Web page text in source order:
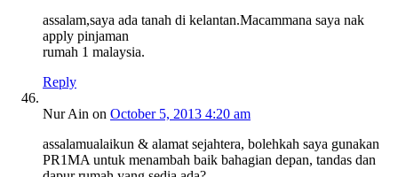
assalam,saya ada tanah di kelantan.Macammana saya nak
apply pinjaman
rumah 1 malaysia.
Reply
Nur Ain on October 5, 2013 4:20 am
assalamualaikun & alamat sejahtera, bolehkah saya gunakan
PR1MA untuk menambah baik bahagian depan, tandas dan